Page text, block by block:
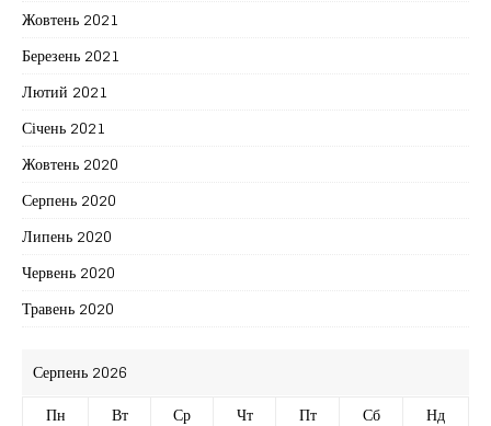
Жовтень 2021
Березень 2021
Лютий 2021
Січень 2021
Жовтень 2020
Серпень 2020
Липень 2020
Червень 2020
Травень 2020
Серпень 2026
Пн
Вт Ср Чт Пт Сб Нд